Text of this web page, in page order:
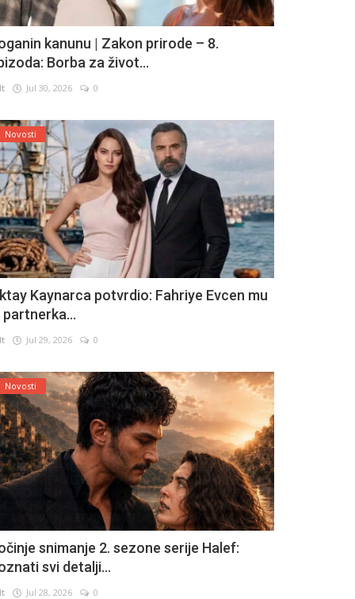
kanunu | Zakon prirode – 8.
Borba za život...
Jul 30, 2026 0
Novosti
Kaynarca potvrdio: Fahriye Evcen mu
partnerka...
Jul 29, 2026 0
Novosti
snimanje 2. sezone serije Halef:
svi detalji...
Jul 28, 2026 0